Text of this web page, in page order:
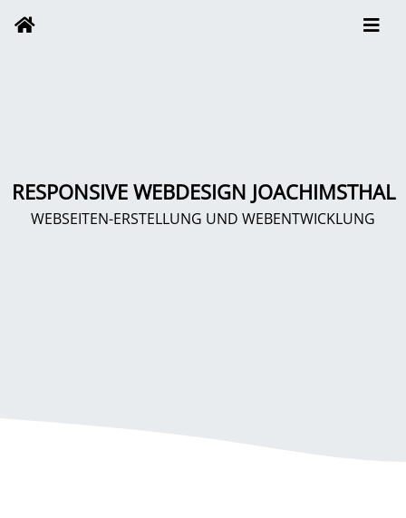
RESPONSIVE WEBDESIGN JOACHIMSTHAL
WEBSEITEN-ERSTELLUNG UND WEBENTWICKLUNG